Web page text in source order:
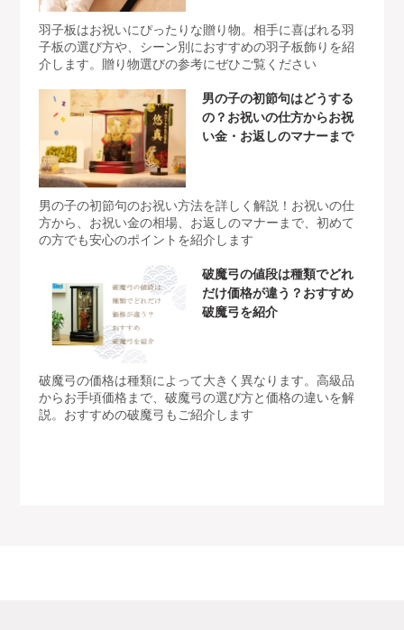
羽子板はお祝いにぴったりな贈り物。相手に喜ばれる羽
子板の選び方や、シーン別におすすめの羽子板飾りを紹
介します。贈り物選びの参考にぜひご覧ください
男の子の初節句はどうする
の？お祝いの仕方からお祝
い金・お返しのマナーまで
男の子の初節句のお祝い方法を詳しく解説！お祝いの仕
方から、お祝い金の相場、お返しのマナーまで、初めて
の方でも安心のポイントを紹介します
破魔弓の値段は種類でどれ
だけ価格が違う？おすすめ
破魔弓を紹介
破魔弓の価格は種類によって大きく異なります。高級品
からお手頃価格まで、破魔弓の選び方と価格の違いを解
説。おすすめの破魔弓もご紹介します